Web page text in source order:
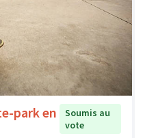
park en
Soumis au
vote